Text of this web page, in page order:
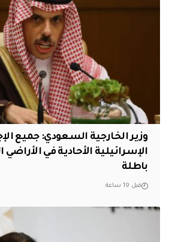
وزير الخارجية السعودي: جميع
الإسرائيلية الأحادية في
باطلة
قبل 19 ساعة